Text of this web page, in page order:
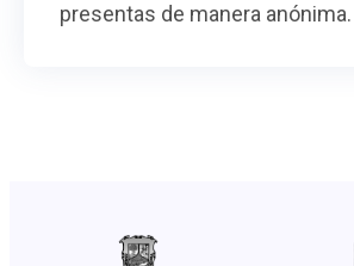
presentas de manera anónima.